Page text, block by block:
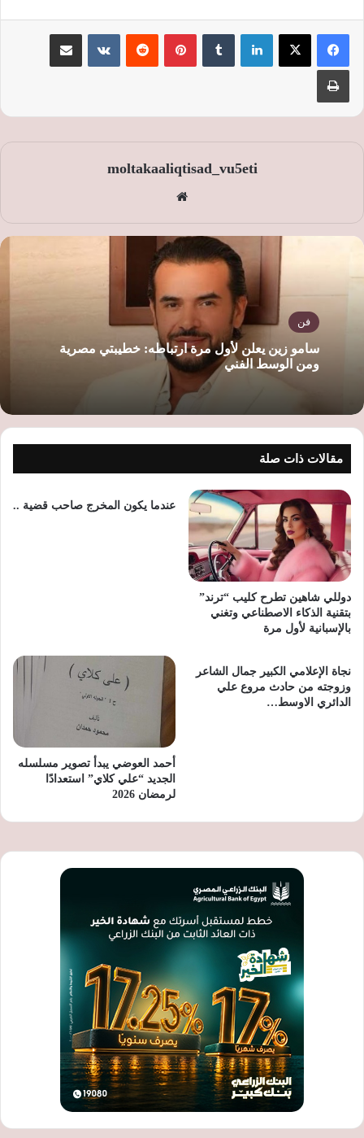
لينكدإن بينتيريست
moltakaaliqtisad_vu5eti
الوي
ب
فن
سامو زين يعلن لأول مرة ارتباطه: خطيبتي مصرية
ومن الوسط الفني
مقالات ذات صلة
دوللي شاهين تطرح كليب “ترند”
بتقنية الذكاء الاصطناعي وتغني
بالإسبانية لأول مرة
عندما يكون المخرج صاحب قضية ..
نجاة الإعلامي الكبير جمال الشاعر
وزوجته من حادث مروع علي
الدائري الاوسط…
أحمد العوضي يبدأ تصوير مسلسله
الجديد “علي كلاي” استعدادًا
لرمضان 2026